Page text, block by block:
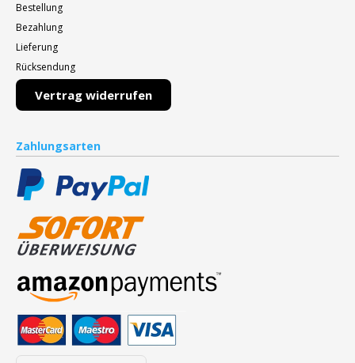
Bestellung
Bezahlung
Lieferung
Rücksendung
Vertrag widerrufen
Zahlungsarten